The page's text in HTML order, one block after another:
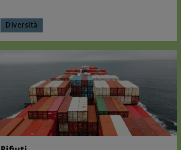
Diversità